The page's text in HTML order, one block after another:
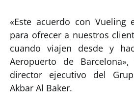
«Este acuerdo con Vueling
para ofrecer a nuestros
cuando viajen desde y
Aeropuerto de
director ejecutivo del
Akbar Al Baker.